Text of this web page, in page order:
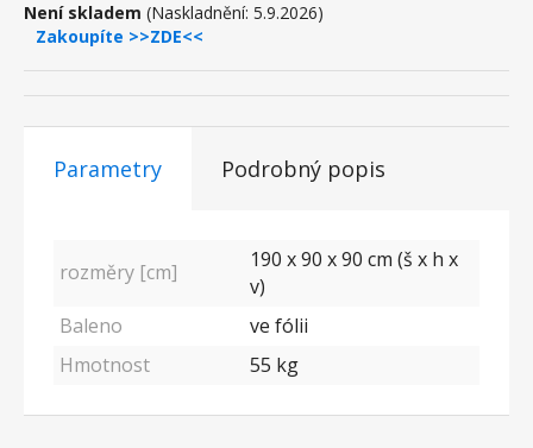
Není skladem (Naskladnění: 5.9.2026)
Zakoupíte >>ZDE<<
Parametry Podrobný popis
rozměry [cm]
190 x 90 x 90 cm (š x h x
v)
Baleno
ve fólii
Hmotnost
55 kg